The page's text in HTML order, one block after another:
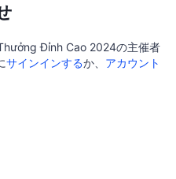
Đỉnh Cao 2024の主催者
サインインするか、 アカウント